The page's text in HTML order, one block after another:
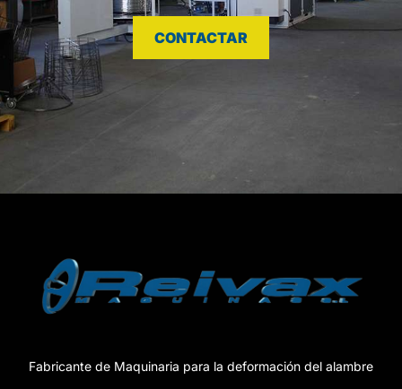
CONTACTAR
Fabricante de Maquinaria para la deformación del alambre